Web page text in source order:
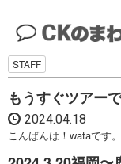
STAFF
もうすぐツアー
2024.04.18
こんばんは！wataです